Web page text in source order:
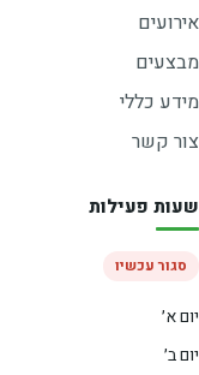
אירועים
מבצעים
מידע כללי
צור קשר
שעות פעילות
סגור עכשיו
יום א׳
יום ב׳